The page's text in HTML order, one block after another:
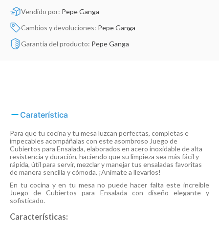
Vendido por: Pepe Ganga
Cambios y devoluciones: Pepe Ganga
Garantía del producto: Pepe Ganga
Caraterística
Para que tu cocina y tu mesa luzcan perfectas, completas e
impecables acompáñalas con este asombroso Juego de
Cubiertos para Ensalada, elaborados en acero inoxidable de alta
resistencia y duración, haciendo que su limpieza sea más fácil y
rápida, útil para servir, mezclar y manejar tus ensaladas favoritas
de manera sencilla y cómoda. ¡Anímate a llevarlos!
En tu cocina y en tu mesa no puede hacer falta este increíble
Juego de Cubiertos para Ensalada con diseño elegante y
sofisticado.
Características: